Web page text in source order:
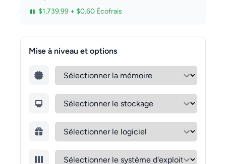
$1,739.99 + $0.60 Écofrais
Mise à niveau et options